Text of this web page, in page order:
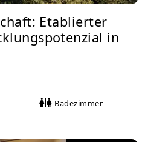
Etablierter
in
Badezimmer